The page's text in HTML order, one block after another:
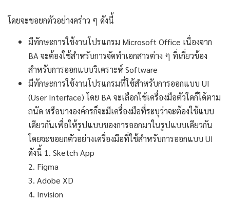
โดยจะขอยกตัวอย่างคร่าว ๆ ดังนี้
มีทักษะการใช้งานโปรแกรม Microsoft Office เนื่องจาก
BA จะต้องใช้สำหรับการจัดทำเอกสารต่าง ๆ ที่เกี่ยวข้อง
สำหรับการออกแบบวิเคราะห์ Software
มีทักษะการใช้งานโปรแกรมที่ใช้สำหรับการออกแบบ UI
(User Interface) โดย BA จะเลือกใช้เครื่องมือตัวใดก็ได้ตาม
ถนัด หรือบางองค์กรก็จะมีเครื่องมือที่ระบุว่าจะต้องใช้แบบ
เดียวกันเพื่อให้รูปแบบของการออกมาในรูปแบบเดียวกัน
โดยจะขอยกตัวอย่างเครื่องมือที่ใช้สำหรับการออกแบบ UI
ดังนี้ 1. Sketch App
2. Figma
3. Adobe XD
4. Invision